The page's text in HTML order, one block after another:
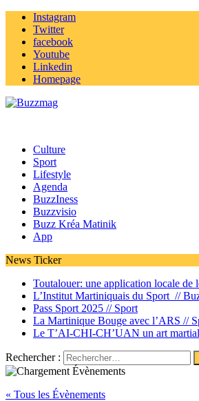
Instagram
Twitter
facebook
Youtube
Linkedin
Homepage
Culture
Sport
Lifestyle
Agenda
BuzzIness
Buzzvisio
Buzz Kréa Matinik
App
News Ticker
Toutalouer: une application locale de
L’Institut Martiniquais du Sport //
Pass Sport 2025 // Sport
La Martinique Bouge avec l’ARS //
Le T’AI-CHI-CH’UAN un art
Rechercher :
« Tous les Évènements